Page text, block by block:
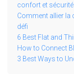
confort et sécurité
Comment allier la
défi
6 Best Flat and
How to Connect
3 Best Ways to